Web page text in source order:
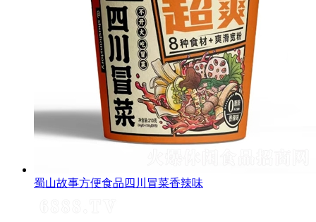
蜀山故事方便食品四川冒菜香辣味